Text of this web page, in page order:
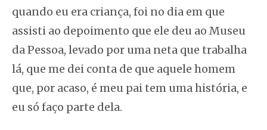
quando eu era criança, foi no dia em que
assisti ao depoimento que ele deu ao Museu
da Pessoa, levado por uma neta que trabalha
lá, que me dei conta de que aquele homem
que, por acaso, é meu pai tem uma história, e
eu só faço parte dela.